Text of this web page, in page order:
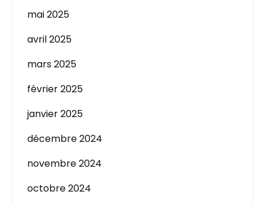
mai 2025
avril 2025
mars 2025
février 2025
janvier 2025
décembre 2024
novembre 2024
octobre 2024